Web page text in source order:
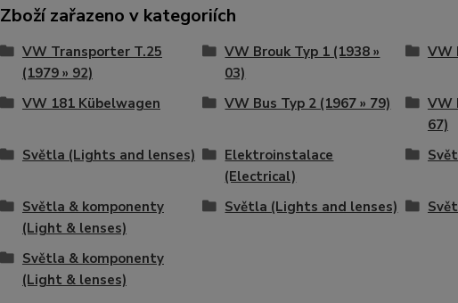
Zboží zařazeno v kategoriích
VW Transporter T.25
(1979 » 92)
VW Brouk Typ 1 (1938 »
03)
VW
VW 181 Kübelwagen
VW Bus Typ 2 (1967 » 79)
VW
67)
Světla (Lights and lenses)
Elektroinstalace
(Electrical)
Světla & komponenty
(Light & lenses)
Světla (Lights and lenses)
Světla & komponenty
(Light & lenses)